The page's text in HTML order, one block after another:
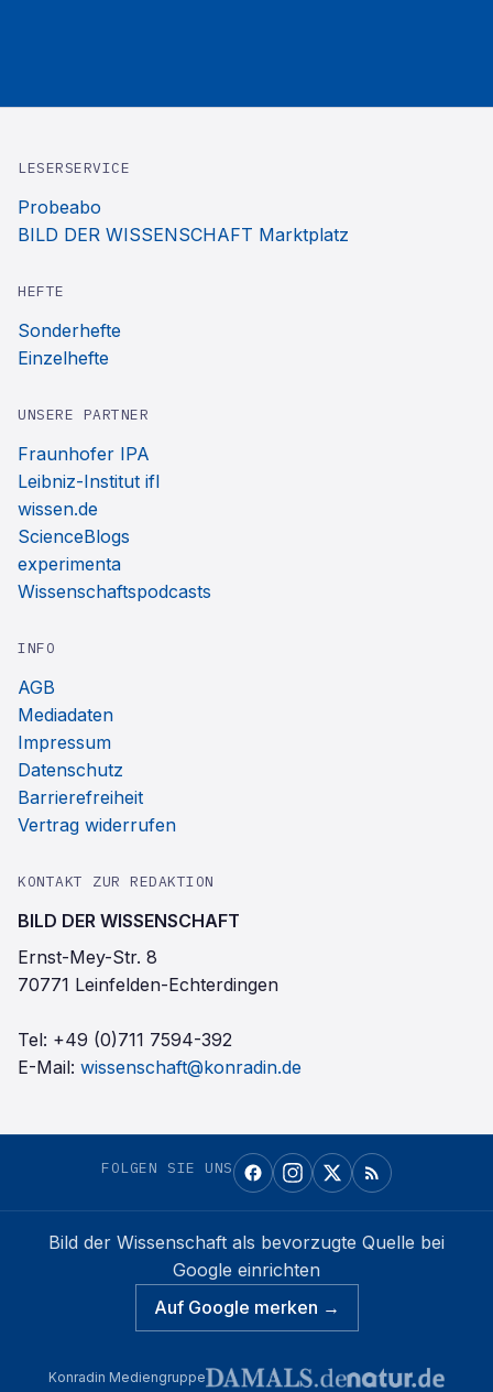
LESERSERVICE
Probeabo
BILD DER WISSENSCHAFT Marktplatz
HEFTE
Sonderhefte
Einzelhefte
UNSERE PARTNER
Fraunhofer IPA
Leibniz-Institut ifl
wissen.de
ScienceBlogs
experimenta
Wissenschaftspodcasts
INFO
AGB
Mediadaten
Impressum
Datenschutz
Barrierefreiheit
Vertrag widerrufen
KONTAKT ZUR REDAKTION
BILD DER WISSENSCHAFT
Ernst-Mey-Str. 8
70771 Leinfelden-Echterdingen
Tel: +49 (0)711 7594-392
E-Mail: wissenschaft@konradin.de
FOLGEN SIE UNS
Bild der Wissenschaft als bevorzugte Quelle bei
Google einrichten
Auf Google merken →
Konradin Mediengruppe